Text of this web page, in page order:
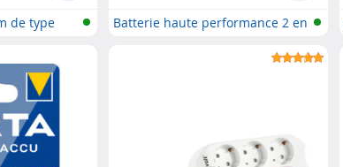
de type
Batterie haute performance 2 en